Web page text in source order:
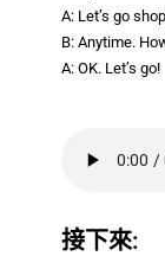
A: Let’s go
B: Anytime.
A: OK. Let’s go!
接下來: